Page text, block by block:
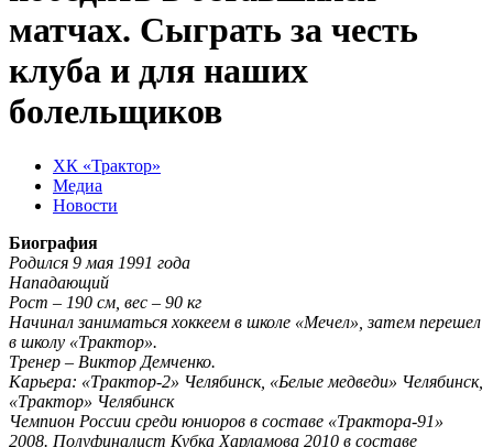
матчах. Сыграть за честь
клуба и для наших
болельщиков
ХК «Трактор»
Медиа
Новости
Биография
Родился 9 мая 1991 года
Нападающий
Рост – 190 см, вес – 90 кг
Начинал заниматься хоккеем в школе «Мечел», затем перешел
в школу «Трактор».
Тренер – Виктор Демченко.
Карьера: «Трактор-2» Челябинск, «Белые медведи» Челябинск,
«Трактор» Челябинск
Чемпион России среди юниоров в составе «Трактора-91»
2008. Полуфиналист Кубка Харламова 2010 в составе